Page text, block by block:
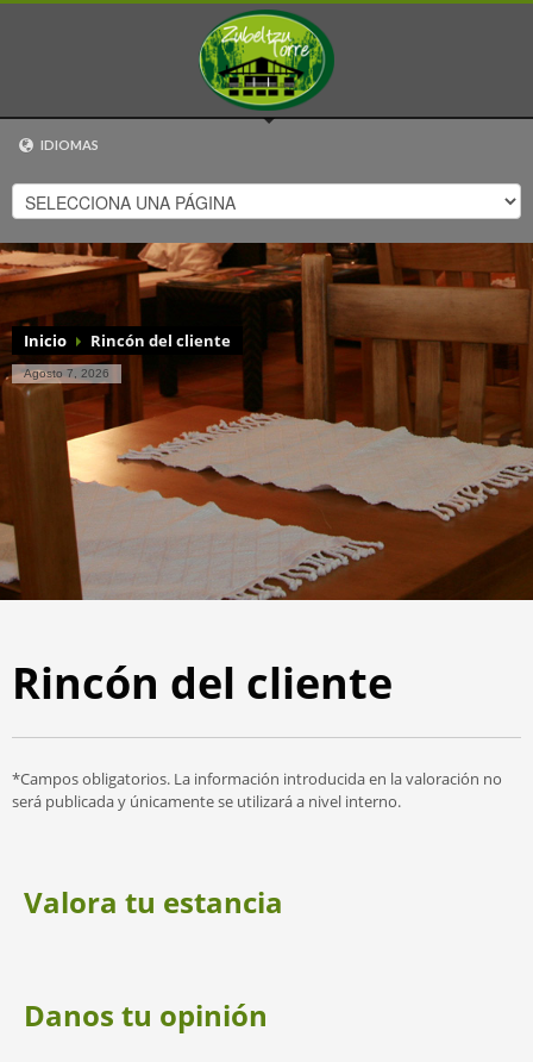
IDIOMAS
EUSKARA
ESPAÑOL
ENGLISH
FRANÇAIS
Inicio Rincón del cliente
Agosto 7, 2026
Rincón del cliente
*Campos obligatorios. La información introducida en la valoración no
será publicada y únicamente se utilizará a nivel interno.
Valora tu estancia
Danos tu opinión